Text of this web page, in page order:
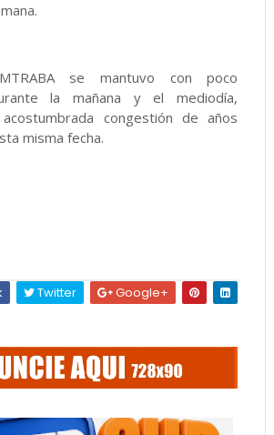
se mantuvo con poco
la mañana y el mediodía,
congestión de años
misma fecha.
Twitter Google+